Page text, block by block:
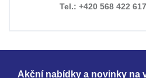
Tel.: +420 568 422 617
Akční nabídky a novinky na